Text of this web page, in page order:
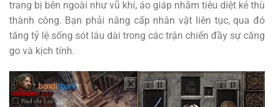
trang bị bên ngoài như vũ khí, áo giáp nhằm tiêu diệt kẻ thù
thành công. Bạn phải nâng cấp nhân vật liên tục, qua đó
tăng tỷ lệ sống sót lâu dài trong các trận chiến đầy sự căng
go và kịch tính.